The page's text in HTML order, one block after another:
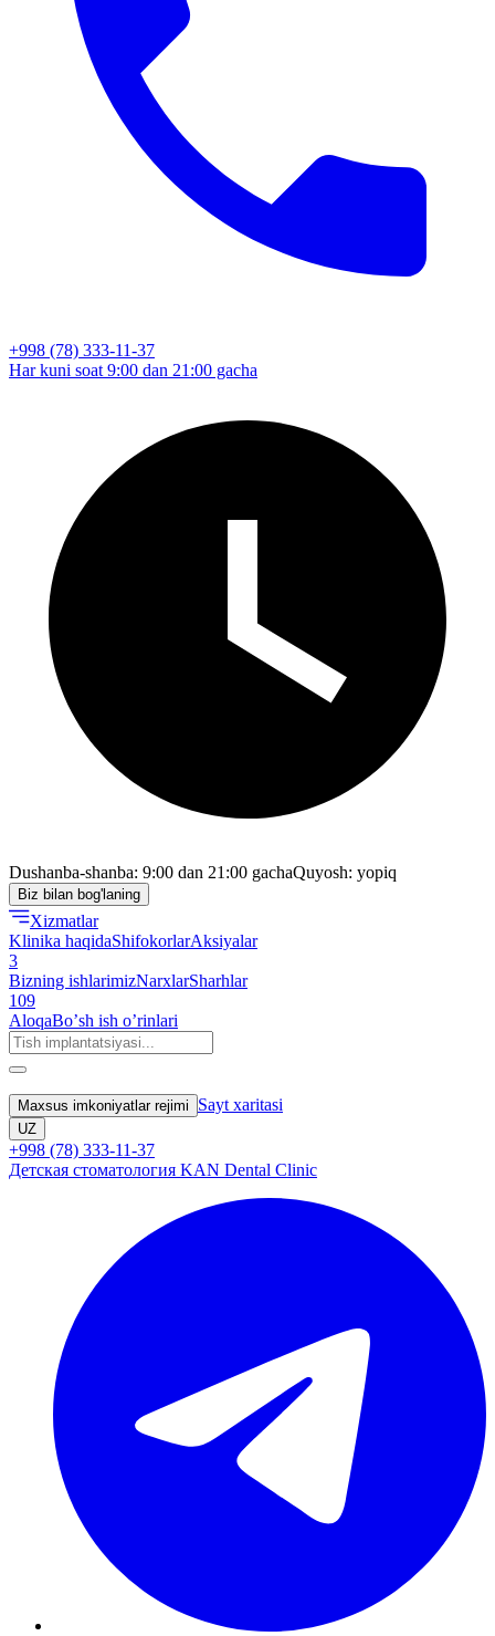
+998 (78) 333-11-37
Har kuni soat 9:00 dan 21:00 gacha
Dushanba-shanba: 9:00 dan 21:00 gachaQuyosh: yopiq
Biz bilan bog'laning
Xizmatlar
Klinika haqidaShifokorlarAksiyalar
3
Bizning ishlarimizNarxlarSharhlar
109
AloqaBoʼsh ish oʼrinlari
Maxsus imkoniyatlar rejimi Sayt xaritasi
UZ
+998 (78) 333-11-37
Детская стоматология KAN Dental Clinic